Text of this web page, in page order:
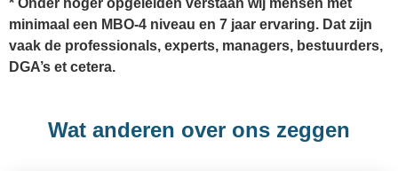
* Onder hoger opgeleiden verstaan wij mensen met
minimaal een MBO-4 niveau en 7 jaar ervaring. Dat zijn
vaak de professionals, experts, managers, bestuurders,
DGA’s et cetera.
Wat anderen over ons zeggen